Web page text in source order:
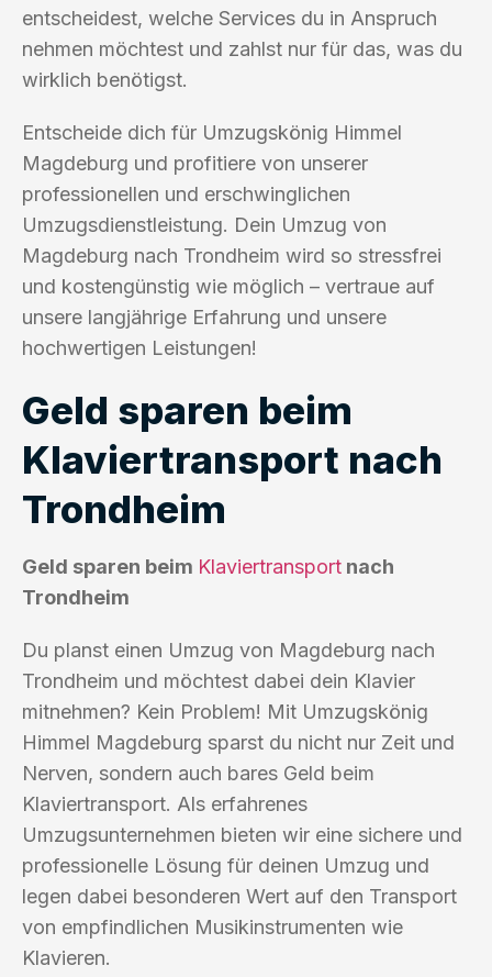
entscheidest, welche Services du in Anspruch
nehmen möchtest und zahlst nur für das, was du
wirklich benötigst.
Entscheide dich für Umzugskönig Himmel
Magdeburg und profitiere von unserer
professionellen und erschwinglichen
Umzugsdienstleistung. Dein Umzug von
Magdeburg nach Trondheim wird so stressfrei
und kostengünstig wie möglich – vertraue auf
unsere langjährige Erfahrung und unsere
hochwertigen Leistungen!
Geld sparen beim
Klaviertransport nach
Trondheim
Geld sparen beim Klaviertransport nach
Trondheim
Du planst einen Umzug von Magdeburg nach
Trondheim und möchtest dabei dein Klavier
mitnehmen? Kein Problem! Mit Umzugskönig
Himmel Magdeburg sparst du nicht nur Zeit und
Nerven, sondern auch bares Geld beim
Klaviertransport. Als erfahrenes
Umzugsunternehmen bieten wir eine sichere und
professionelle Lösung für deinen Umzug und
legen dabei besonderen Wert auf den Transport
von empfindlichen Musikinstrumenten wie
Klavieren.